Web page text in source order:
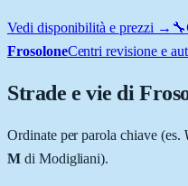
Vedi disponibilità e prezzi → 🔧
FrosoloneCentri revisione e
Strade e vie di
Ordinate per parola chiave (es.
Mdi Modigliani).